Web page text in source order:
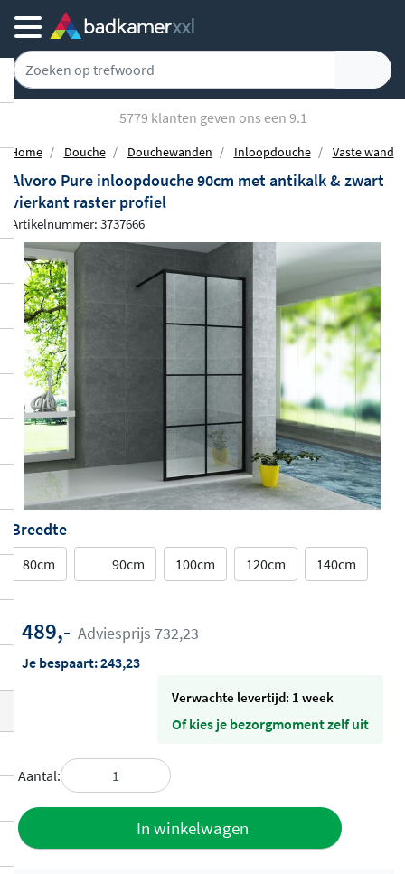
5779 klanten geven ons een 9.1
Home Douche Douchewanden Inloopdouche Vaste wand
Alvoro Pure inloopdouche 90cm met antikalk & zwart
vierkant raster profiel
Artikelnummer: 3737666
Breedte
80cm 90cm 100cm 120cm 140cm
489,- Adviesprijs 732,23
Je bespaart:243,23
Verwachte levertijd: 1 week
Of kies je bezorgmoment zelf uit
Aantal:
In winkelwagen